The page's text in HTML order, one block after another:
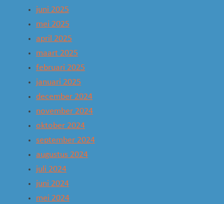
juni 2025
mei 2025
april 2025
maart 2025
februari 2025
januari 2025
december 2024
november 2024
oktober 2024
september 2024
augustus 2024
juli 2024
juni 2024
mei 2024